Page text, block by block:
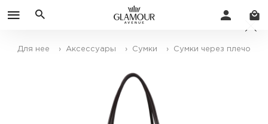
Для нее › Аксессуары › Сумки › Сумки через плечо